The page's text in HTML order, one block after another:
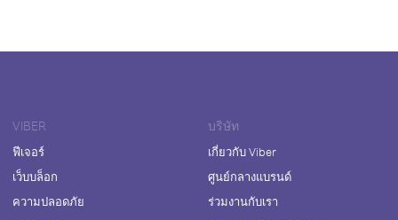
VIBER
ฟีเจอร์
เว็บบล็อก
ความปลอดภัย
บริษัท
เกี่ยวกับ Viber
ศูนย์กลางแบรนด์
ร่วมงานกับเรา